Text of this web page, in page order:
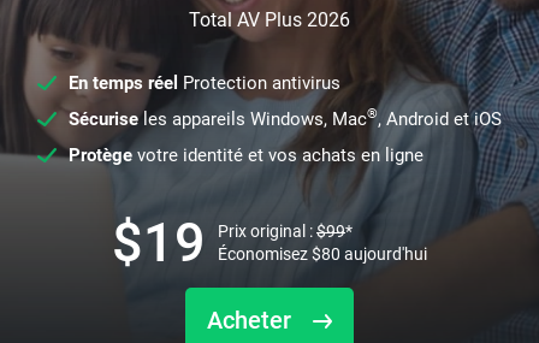
Total AV Plus 2026
En temps réel Protection antivirus
Sécuriseles appareils Windows, Mac®, Android et iOS
Protège votre identité et vos achats en ligne
Acheter
$19 Prix original :$99*
Économisez$80 aujourd'hui